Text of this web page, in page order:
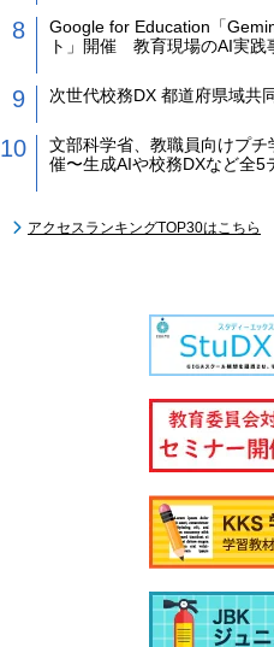
Google for Education「
ト」開催 教育現場のAI実践
次世代校務DX 都道府県域共
文部科学省、教職員向けプ
催〜生成AIや校務DXなど全5
アクセスランキングTOP30はこちら